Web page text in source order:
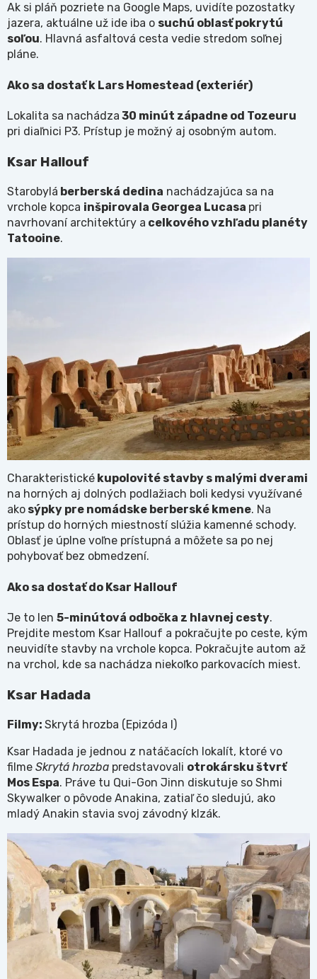
Ak si pláň pozriete na Google Maps, uvidíte pozostatky
jazera, aktuálne už ide iba o suchú oblasť pokrytú
soľou. Hlavná asfaltová cesta vedie stredom soľnej
pláne.
Ako sa dostať k Lars Homestead (exteriér)
Lokalita sa nachádza 30 minút západne od Tozeuru
pri diaľnici P3. Prístup je možný aj osobným autom.
Ksar Hallouf
Starobylá berberská dedina nachádzajúca sa na
vrchole kopca inšpirovala Georgea Lucasa pri
navrhovaní architektúry a celkového vzhľadu planéty
Tatooine.
Charakteristické kupolovité stavby s malými dverami
na horných aj dolných podlažiach boli kedysi využívané
ako sýpky pre nomádske berberské kmene. Na
prístup do horných miestností slúžia kamenné schody.
Oblasť je úplne voľne prístupná a môžete sa po nej
pohybovať bez obmedzení.
Ako sa dostať do Ksar Hallouf
Je to len 5-minútová odbočka z hlavnej cesty.
Prejdite mestom Ksar Hallouf a pokračujte po ceste, kým
neuvidíte stavby na vrchole kopca. Pokračujte autom až
na vrchol, kde sa nachádza niekoľko parkovacích miest.
Ksar Hadada
Filmy: Skrytá hrozba (Epizóda I)
Ksar Hadada je jednou z natáčacích lokalít, ktoré vo
filme Skrytá hrozba predstavovali otrokársku štvrť
Mos Espa. Práve tu Qui-Gon Jinn diskutuje so Shmi
Skywalker o pôvode Anakina, zatiaľ čo sledujú, ako
mladý Anakin stavia svoj závodný klzák.